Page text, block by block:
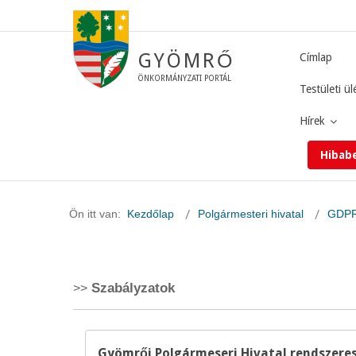
GYÖMRŐ
ÖNKORMÁNYZATI PORTÁL
Címlap
Testületi
Hírek
Ön itt van: Kezdőlap Polgármesteri hivatal
Szabályzatok